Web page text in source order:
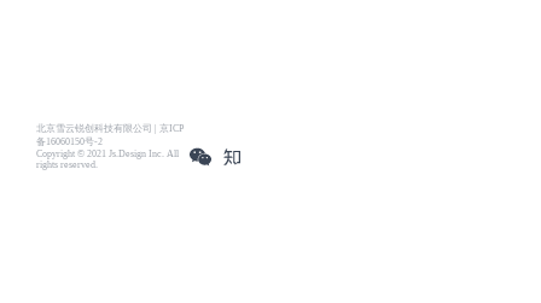
北京雪云锐创科技有限公司 | 京ICP
备16060150号-2
Copyright © 2021 Js.Design Inc. All
rights reserved.